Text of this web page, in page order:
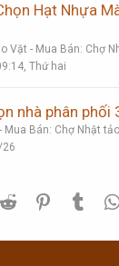
Hạt Nhựa
Vặt - Mua Bán: Chợ
Thứ hai
nhà phân phối
Mua Bán: Chợ Nhật
Reddit Pinterest